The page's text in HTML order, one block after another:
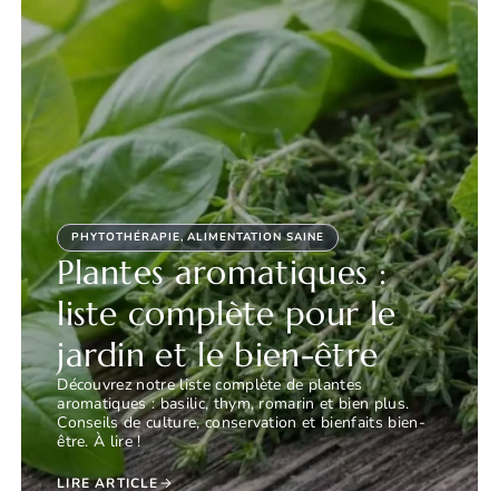
PHYTOTHÉRAPIE,ALIMENTATION SAINE
Plantes aromatiques :
liste complète pour le
jardin et le bien-être
Découvrez notre liste complète de plantes
aromatiques : basilic, thym, romarin et bien plus.
Conseils de culture, conservation et bienfaits bien-
être. À lire !
LIRE ARTICLE